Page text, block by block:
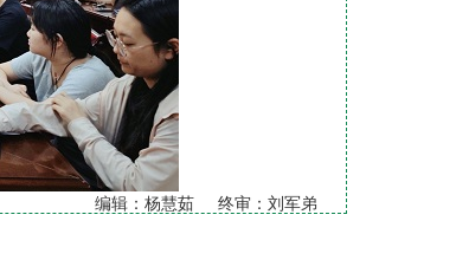
编辑：杨慧茹 终审：刘军弟